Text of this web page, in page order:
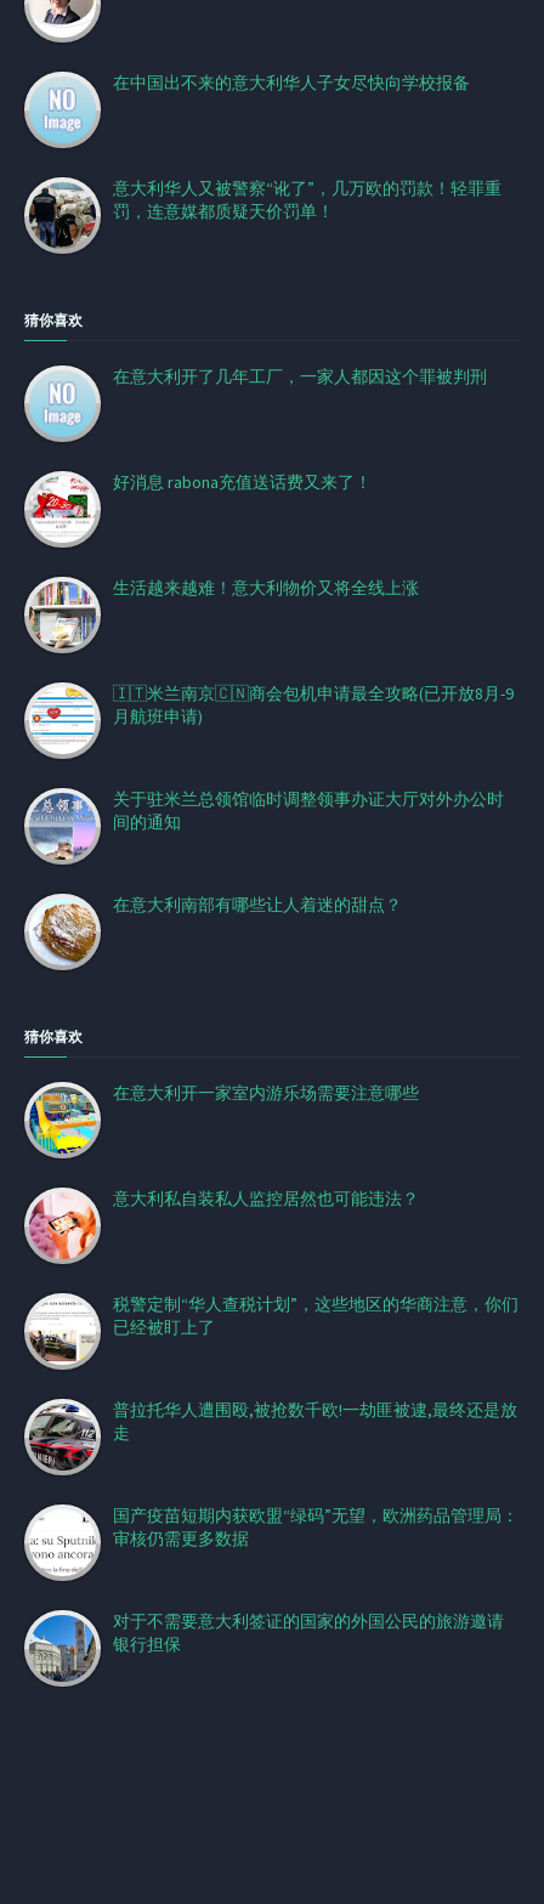
在中国出不来的意大利华人子女尽快向学校报备
意大利华人又被警察“讹了”，几万欧的罚款！轻罪重
罚，连意媒都质疑天价罚单！
猜你喜欢
在意大利开了几年工厂，一家人都因这个罪被判刑
好消息 rabona充值送话费又来了！
生活越来越难！意大利物价又将全线上涨
🇮🇹米兰南京🇨🇳商会包机申请最全攻略(已开放8月-9
月航班申请)
关于驻米兰总领馆临时调整领事办证大厅对外办公时
间的通知
在意大利南部有哪些让人着迷的甜点？
猜你喜欢
在意大利开一家室内游乐场需要注意哪些
意大利私自装私人监控居然也可能违法？
税警定制“华人查税计划”，这些地区的华商注意，你们
已经被盯上了
普拉托华人遭围殴,被抢数千欧!一劫匪被逮,最终还是放
走
国产疫苗短期内获欧盟“绿码”无望，欧洲药品管理局：
审核仍需更多数据
对于不需要意大利签证的国家的外国公民的旅游邀请
银行担保